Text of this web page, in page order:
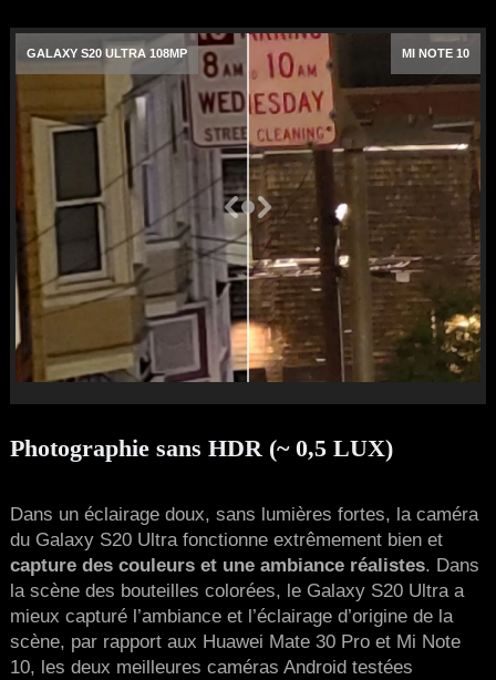
GALAXY S20 ULTRA 108MP MI NOTE 10
Photographie sans HDR (~ 0,5 LUX)
Dans un éclairage doux, sans lumières fortes, la caméra
du Galaxy S20 Ultra fonctionne extrêmement bien et
capture des couleurs et une ambiance réalistes. Dans
la scène des bouteilles colorées, le Galaxy S20 Ultra a
mieux capturé l’ambiance et l’éclairage d’origine de la
scène, par rapport aux Huawei Mate 30 Pro et Mi Note
10, les deux meilleures caméras Android testées